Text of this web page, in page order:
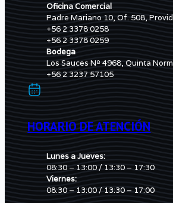
Oficina Comercial
Padre Mariano 10, Of. 508,
+56 2 3378 0258
+56 2 3378 0259
Bodega
Los Sauces Nº 4968, Quinta
+56 2 3237 57105
HORARIO DE ATENCIÓN
Lunes a Jueves:
08:30 – 13:00 / 13:30 – 17:30
Viernes:
08:30 – 13:00 / 13:30 – 17:00